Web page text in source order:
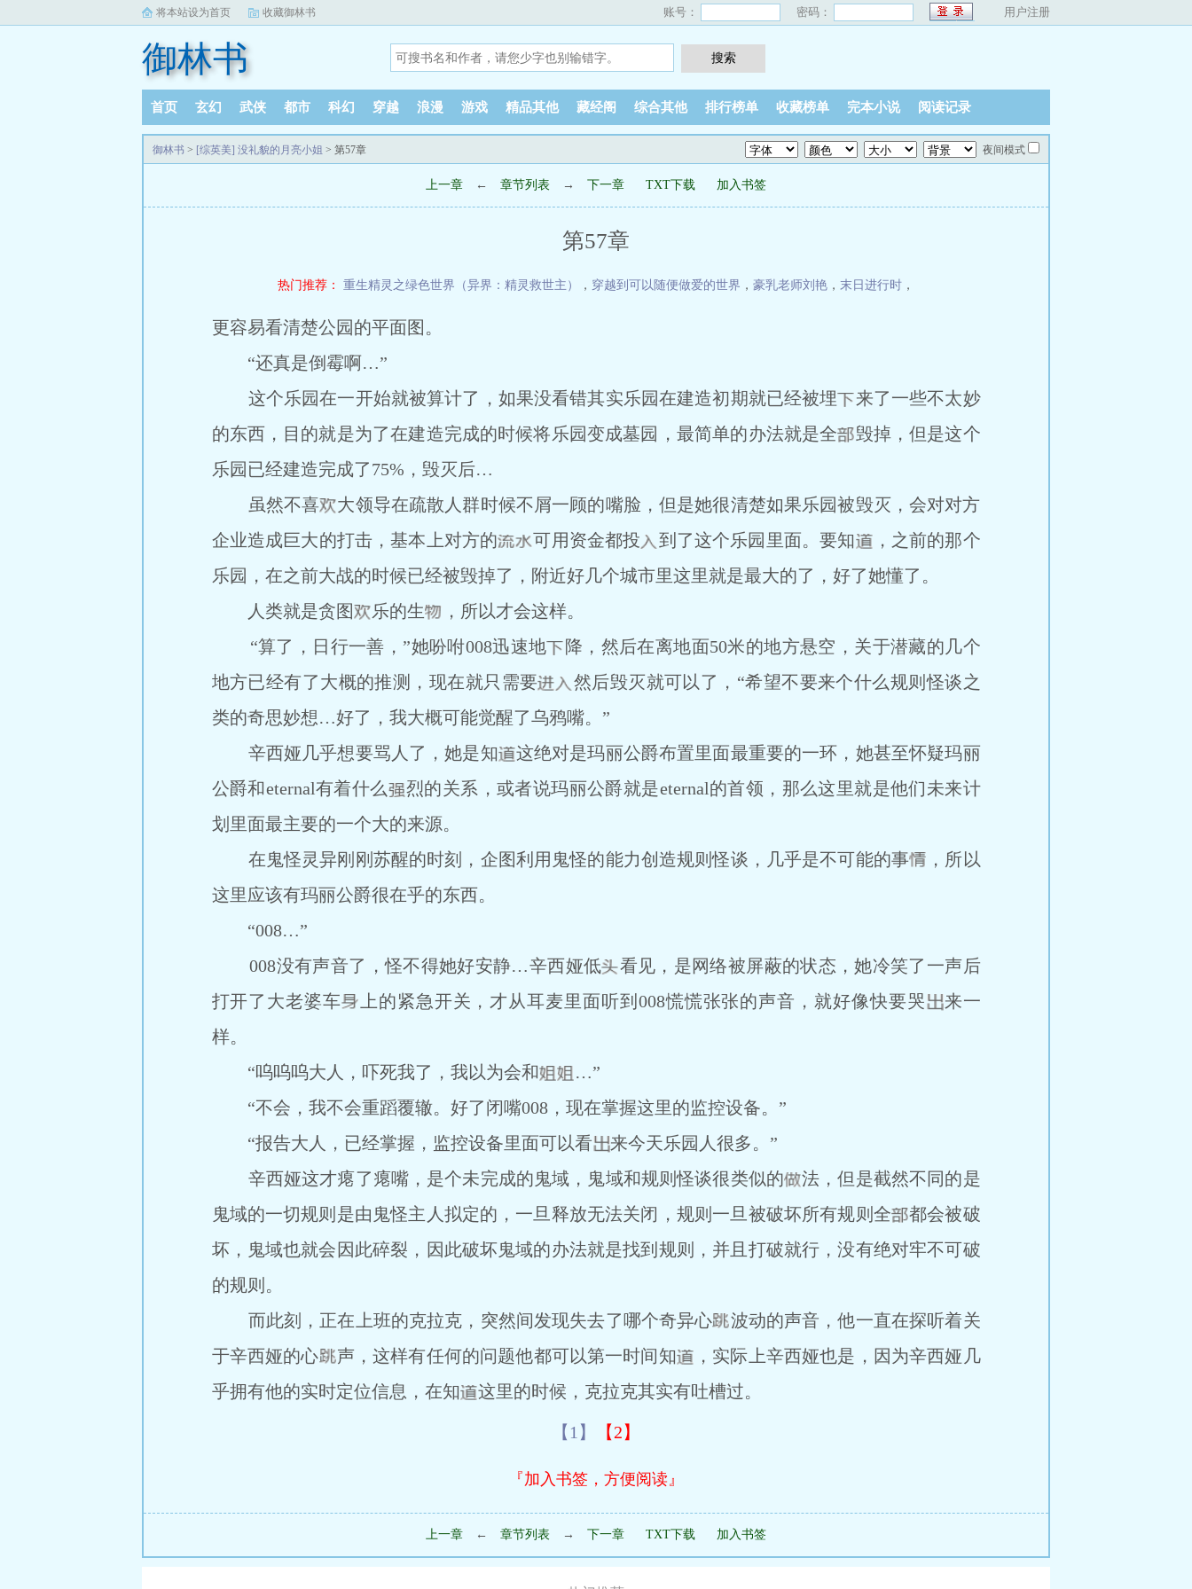
将本站设为首页 收藏御林书 账号： 密码： 用户注册
御林书
首页 玄幻 武侠 都市 科幻 穿越 浪漫 游戏 精品其他 藏经阁 综合其他 排行榜单 收藏榜单 完本小说 阅读记录
御林书 > [综英美] 没礼貌的月亮小姐 > 第57章 夜间模式
上一章 ← 章节列表 → 下一章 TXT下载 加入书签
第57章
热门推荐： 重生精灵之绿色世界（异界：精灵救世主） ， 穿越到可以随便做爱的世界 ， 豪乳老师刘艳 ， 末日进行时 ，
更容易看清楚公园的平面图。
“还真是倒霉啊…”
这个乐园在一开始就被算计了，如果没看错其实乐园在建造初期就已经被埋
来了一些不太妙
的东西，目的就是为了在建造完成的时候将乐园变成墓园，最简单的办法就是全
毁掉，但是这个
乐园已经建造完成了75%，毁灭后…
虽然不喜
大领导在疏散人群时候不屑一顾的嘴脸，但是她很清楚如果乐园被毁灭，会对对方
企业造成巨大的打击，基本上对方的
可用资金都投 到了这个乐园里面。要知
，之前的那个
乐园，在之前大战的时候已经被毁掉了，附近好几个城市里这里就是最大的了，好了她懂了。
人类就是贪图
乐的生
，所以才会这样。
“算了，日行一善，”她吩咐008迅速地
降，然后在离地面50米的地方悬空，关于潜藏的几个
地方已经有了大概的推测，现在就只需要
然后毁灭就可以了，“希望不要来个什么规则怪谈之
类的奇思妙想…好了，我大概可能觉醒了乌鸦嘴。”
辛西娅几乎想要骂人了，她是知
这绝对是玛丽公爵布置里面最重要的一环，她甚至怀疑玛丽
公爵和eternal有着什么
烈的关系，或者说玛丽公爵就是eternal的首领，那么这里就是他们未来计
划里面最主要的一个大的来源。
在鬼怪灵异刚刚苏醒的时刻，企图利用鬼怪的能力创造规则怪谈，几乎是不可能的事
，所以
这里应该有玛丽公爵很在乎的东西。
“008…”
008没有声音了，怪不得她好安静…辛西娅低
看见，是网络被屏蔽的状态，她冷笑了一声后
打开了大老婆车
上的紧急开关，才从耳麦里面听到008慌慌张张的声音，就好像快要哭
来一
样。
“呜呜呜大人，吓死我了，我以为会和
…”
“不会，我不会重蹈覆辙。好了闭嘴008，现在掌握这里的监控设备。”
“报告大人，已经掌握，监控设备里面可以看
来今天乐园人很多。”
辛西娅这才瘪了瘪嘴，是个未完成的鬼域，鬼域和规则怪谈很类似的
法，但是截然不同的是
鬼域的一切规则是由鬼怪主人拟定的，一旦释放无法关闭，规则一旦被破坏所有规则全
都会被破
坏，鬼域也就会因此碎裂，因此破坏鬼域的办法就是找到规则，并且打破就行，没有绝对牢不可破
的规则。
而此刻，正在上班的克拉克，突然间发现失去了哪个奇异心
波动的声音，他一直在探听着关
于辛西娅的心
声，这样有任何的问题他都可以第一时间知
，实际上辛西娅也是，因为辛西娅几
乎拥有他的实时定位信息，在知
这里的时候，克拉克其实有吐槽过。
【1】 【2】
『加入书签，方便阅读』
上一章 ← 章节列表 → 下一章 TXT下载 加入书签